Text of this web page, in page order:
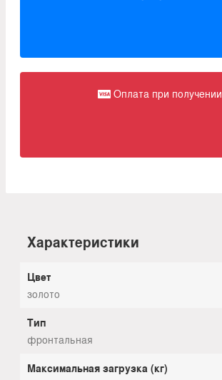
Оплата при получении
Характеристики
Цвет
золото
Тип
фронтальная
Максимальная загрузка (кг)